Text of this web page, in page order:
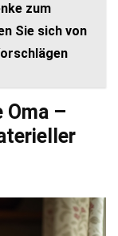
zum
Sie sich von
Oma –